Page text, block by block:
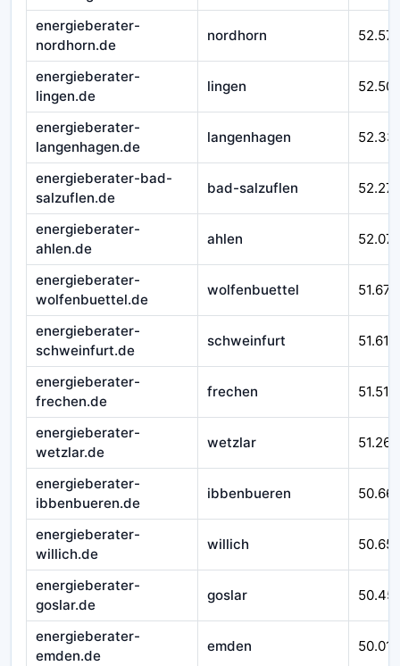
energieberater-
nordhorn.de
nordhorn
energieberater-
lingen.de
lingen
energieberater-
langenhagen.de
langenhagen
energieberater-bad-
salzuflen.de
bad-salzuflen
energieberater-
ahlen.de
ahlen
energieberater-
wolfenbuettel.de
wolfenbuettel 51.670
energieberater-
schweinfurt.de
schweinfurt 51.610
energieberater-
frechen.de
frechen 51.510
energieberater-
wetzlar.de
wetzlar 51.262
energieberater-
ibbenbueren.de
ibbenbueren
energieberater-
willich.de
willich
energieberater-
goslar.de
goslar
energieberater-
emden.de
emden 50.016